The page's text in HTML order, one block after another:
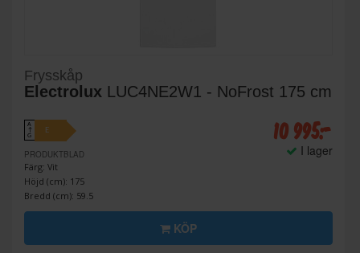
Frysskåp
Electrolux LUC4NE2W1 - NoFrost 175 cm
A
↑
G
E
PRODUKTBLAD
Färg: Vit
Höjd (cm): 175
Bredd (cm): 59.5
10 995:-
I lager
KÖP